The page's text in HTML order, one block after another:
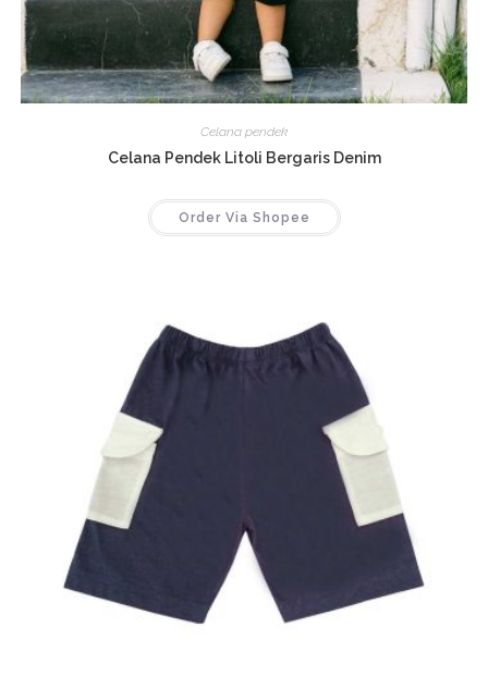
Celana pendek
Celana Pendek Litoli Bergaris Denim
Order Via Shopee